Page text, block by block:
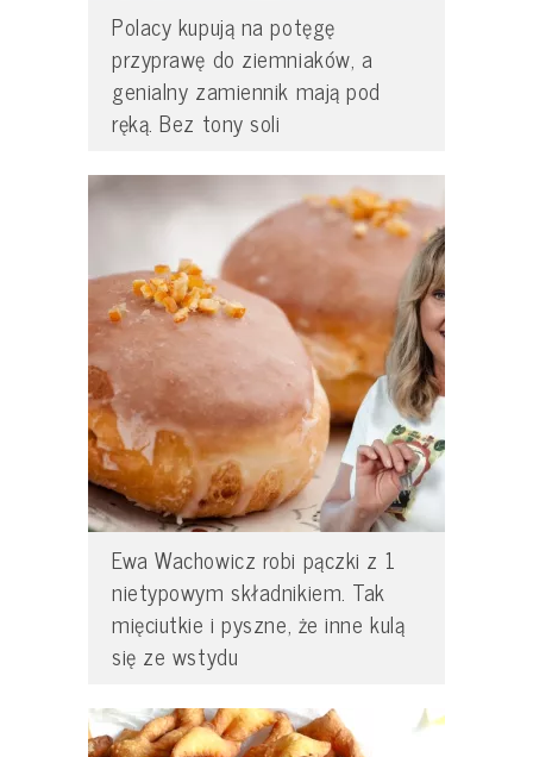
Polacy kupują na potęgę
przyprawę do ziemniaków, a
genialny zamiennik mają pod
ręką. Bez tony soli
Ewa Wachowicz robi pączki z 1
nietypowym składnikiem. Tak
mięciutkie i pyszne, że inne kulą
się ze wstydu